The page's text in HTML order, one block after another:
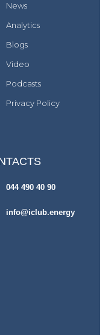
News
Analytics
Blogs
Video
Podcasts
Privacy Policy
044 490 40 90
info@iclub.energy